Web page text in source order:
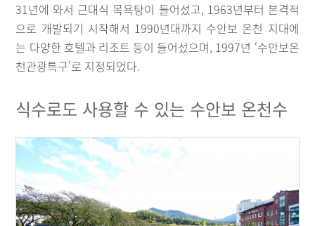
31년에 와서 근대식 목욕탕이 들어섰고, 1963년부터 본격적
으로 개발되기 시작해서 1990년대까지 수안보 온천 지대에
는 다양한 호텔과 리조트 등이 들어섰으며, 1997년 ‘수안보온
천관광특구’로 지정되었다.
식수로도 사용할 수 있는 수안보 온천수